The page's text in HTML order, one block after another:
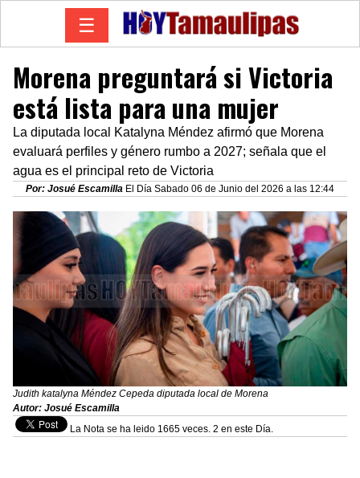
☰
Morena preguntará si Victoria
está lista para una mujer
La diputada local Katalyna Méndez afirmó que Morena
evaluará perfiles y género rumbo a 2027; señala que el
agua es el principal reto de Victoria
Por: Josué Escamilla El Día Sabado 06 de Junio del 2026 a las 12:44
Judith katalyna Méndez Cepeda diputada local de Morena
Autor: Josué Escamilla
La Nota se ha leido 1665 veces. 2 en este Día.